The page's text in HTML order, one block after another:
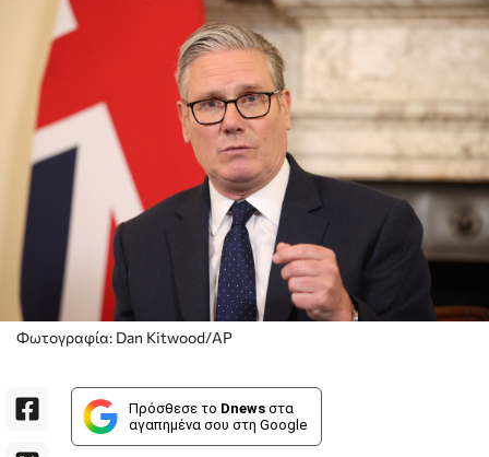
Φωτογραφία: Dan Kitwood/ΑP
Πρόσθεσε το Dnews στα
αγαπημένα σου στη Google